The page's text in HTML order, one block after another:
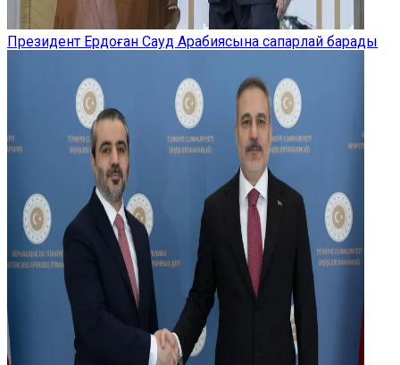
Президент Ердоған Сауд Арабиясына сапарлай барады